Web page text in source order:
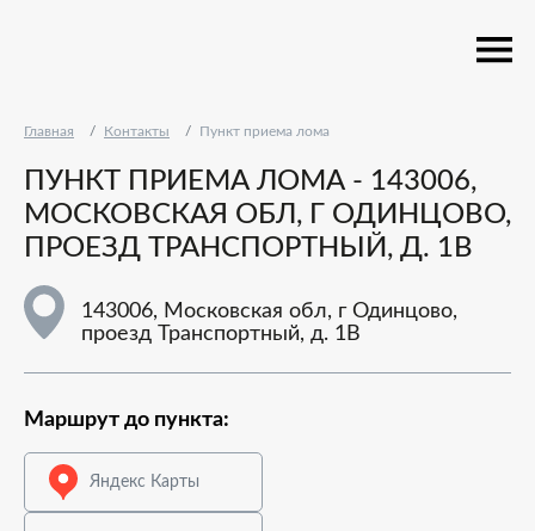
Главная Контакты Пункт приема лома
ПУНКТ ПРИЕМА ЛОМА - 143006,
МОСКОВСКАЯ ОБЛ, Г ОДИНЦОВО,
ПРОЕЗД ТРАНСПОРТНЫЙ, Д. 1В
143006, Московская обл, г Одинцово,
проезд Транспортный, д. 1В
Маршрут до пункта:
Яндекс Карты